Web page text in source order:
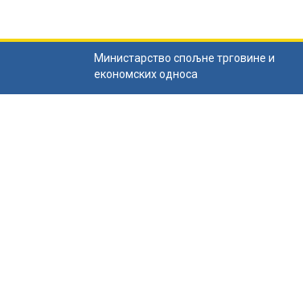
Министарство спољне трговине и
економских односа